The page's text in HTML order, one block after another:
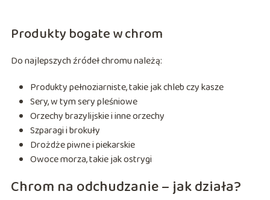
Produkty bogate w chrom
Do najlepszych źródeł chromu należą:
Produkty pełnoziarniste, takie jak chleb czy kasze
Sery, w tym sery pleśniowe
Orzechy brazylijskie i inne orzechy
Szparagi i brokuły
Drożdże piwne i piekarskie
Owoce morza, takie jak ostrygi
Chrom na odchudzanie – jak działa?